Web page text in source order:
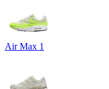
Air Max 1